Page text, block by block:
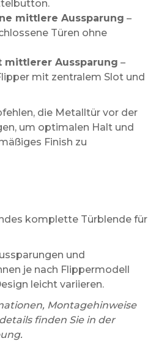
mittlere Aussparung –
Türen ohne
Aussparung –
mit zentralem Slot und
die Metalltür vor der
um optimalen Halt und
Finish zu
komplette Türblende für
und
je nach Flippermodell
leicht variieren.
Montagehinweise
finden Sie in der